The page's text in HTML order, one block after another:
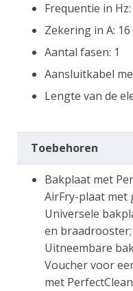
Frequentie in Hz:
Zekering in A: 16
Aantal fasen: 1
Aansluitkabel
Lengte van de
Toebehoren
Bakplaat met
AirFry-plaat met
Universele
en
Uitneembare
Voucher voor
met PerfectClean